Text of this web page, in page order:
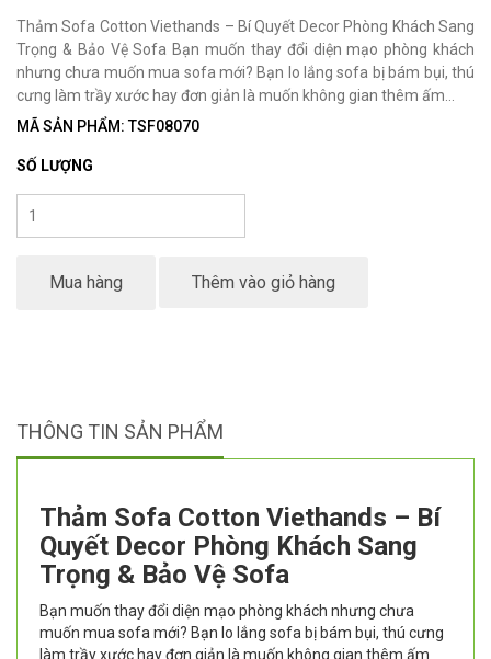
Thảm Sofa Cotton Viethands – Bí Quyết Decor Phòng Khách Sang
Trọng & Bảo Vệ Sofa Bạn muốn thay đổi diện mạo phòng khách
nhưng chưa muốn mua sofa mới? Bạn lo lắng sofa bị bám bụi, thú
cưng làm trầy xước hay đơn giản là muốn không gian thêm ấm...
MÃ SẢN PHẨM: TSF08070
SỐ LƯỢNG
Mua hàng Thêm vào giỏ hàng
THÔNG TIN SẢN PHẨM
Thảm Sofa Cotton Viethands – Bí
Quyết Decor Phòng Khách Sang
Trọng & Bảo Vệ Sofa
Bạn muốn thay đổi diện mạo phòng khách nhưng chưa
muốn mua sofa mới? Bạn lo lắng sofa bị bám bụi, thú cưng
làm trầy xước hay đơn giản là muốn không gian thêm ấm